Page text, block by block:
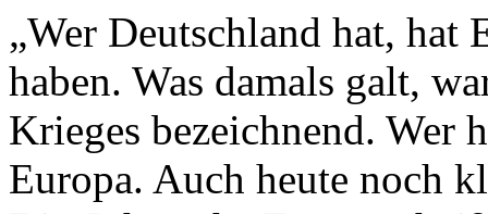
„Wer Deutschland hat, hat
haben. Was damals galt,
Krieges bezeichnend. Wer
Europa. Auch heute noch